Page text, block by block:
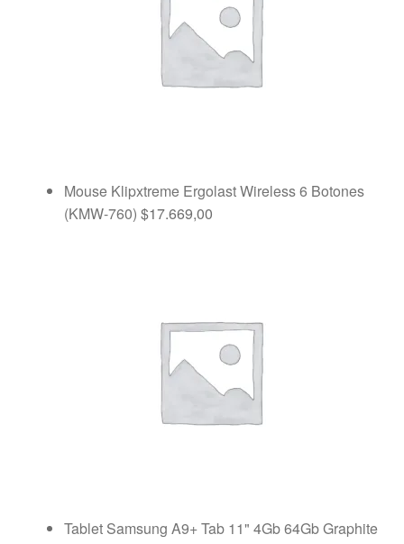
Mouse Klipxtreme Ergolast Wireless 6 Botones
(KMW-760) $17.669,00
Tablet Samsung A9+ Tab 11" 4Gb 64Gb Graphite